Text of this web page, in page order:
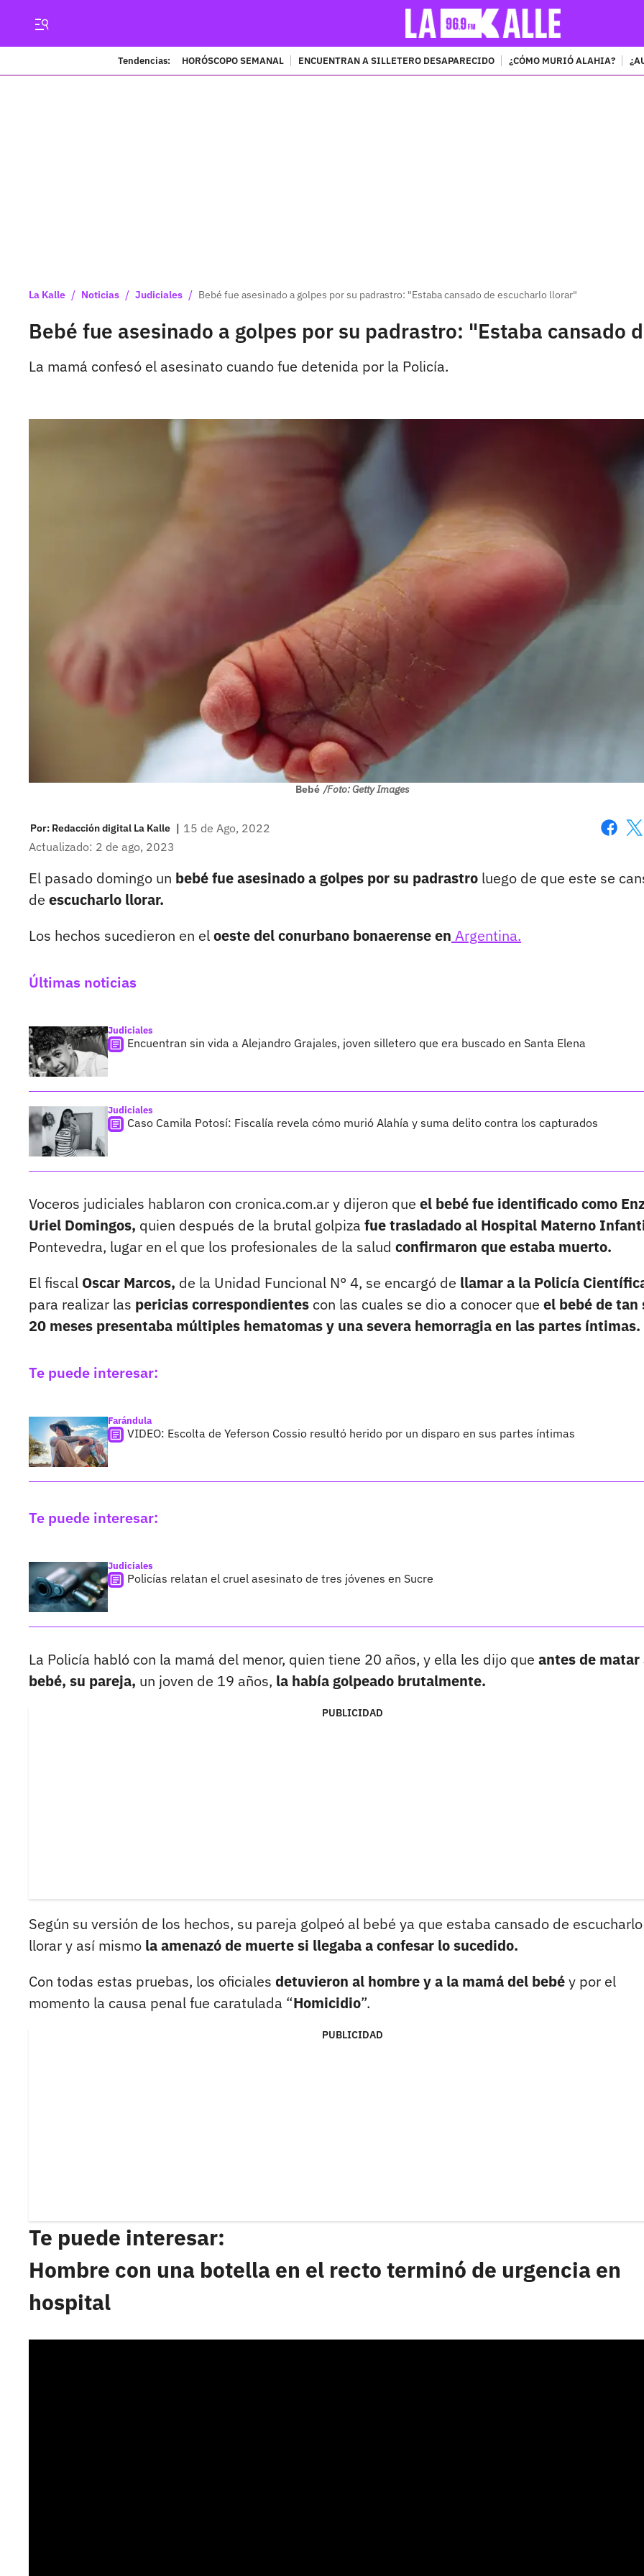
Tendencias: HORÓSCOPO SEMANAL ENCUENTRAN A SILLETERO DESAPARECIDO ¿CÓMO MURIÓ ALAHIA?
La Kalle / Noticias / Judiciales / Bebé fue asesinado a golpes por su padrastro: "Estaba cansado de escucharlo llorar"
Bebé fue asesinado a golpes por su padrastro: "Estaba cansado
La mamá confesó el asesinato cuando fue detenida por la Policía.
Bebé /Foto: Getty Images
Por: Redacción digital La Kalle | 15 de Ago, 2022
Actualizado: 2 de ago, 2023
El pasado domingo un bebé fue asesinado a golpes por su padrastro luego de que este se
de escucharlo llorar.
Los hechos sucedieron en eloeste del conurbano bonaerense en Argentina.
Últimas noticias
Judiciales
Encuentran sin vida a Alejandro Grajales, joven silletero que era buscado en Santa Elena
Judiciales
Caso Camila Potosí: Fiscalía revela cómo murió Alahía y suma delito contra los capturados
Voceros judiciales hablaron con cronica.com.ar y dijeron que el bebé fue identificado como
Uriel Domingos, quien después de la brutal golpiza fue trasladado al Hospital Materno
Pontevedra, lugar en el que los profesionales de la salud confirmaron que estaba muerto.
El fiscal Oscar Marcos, de la Unidad Funcional N° 4, se encargó de llamar a la Policía
para realizar las pericias correspondientes con las cuales se dio a conocer que el bebé de tan
20 meses presentaba múltiples hematomas y una severa hemorragia en las partes íntimas.
Te puede interesar:
Farándula
VIDEO: Escolta de Yeferson Cossio resultó herido por un disparo en sus partes íntimas
Te puede interesar:
Judiciales
Policías relatan el cruel asesinato de tres jóvenes en Sucre
La Policía habló con la mamá del menor, quien tiene 20 años, y ella les dijo que antes de matar
bebé, su pareja, un joven de 19 años, la había golpeado brutalmente.
PUBLICIDAD
Según su versión de los hechos, su pareja golpeó al bebé ya que estaba cansado de escucharlo
llorar y así mismo la amenazó de muerte si llegaba a confesar lo sucedido.
Con todas estas pruebas, los oficiales detuvieron al hombre y a la mamá del bebéy por el
momento la causa penal fue caratulada “Homicidio”.
PUBLICIDAD
Te puede interesar:
Hombre con una botella en el recto terminó de urgencia en
hospital